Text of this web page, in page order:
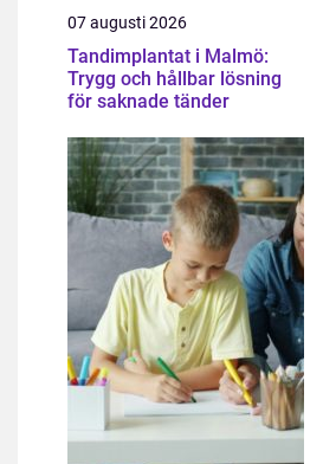
07 augusti 2026
Tandimplantat i Malmö:
Trygg och hållbar lösning
för saknade tänder